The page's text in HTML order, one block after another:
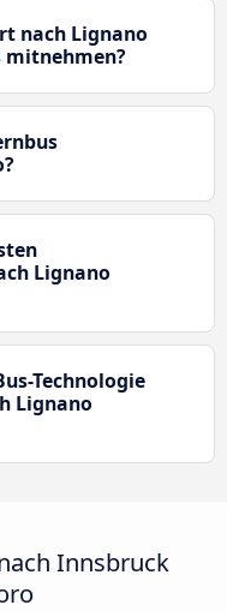
nach Lignano
mitnehmen?
Lignano
Technologie
Lignano
Innsbruck